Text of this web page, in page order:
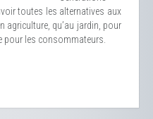
toutes les alternatives aux
agriculture, qu’au jardin, pour
pour les consommateurs.